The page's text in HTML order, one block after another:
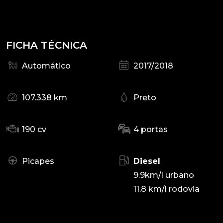
FICHA TÉCNICA
Automático 2017/2018
107.338 km Preto
190 cv 4 portas
Picapes
Diesel
9.9km/l urbano
11.8 km/l rodovia